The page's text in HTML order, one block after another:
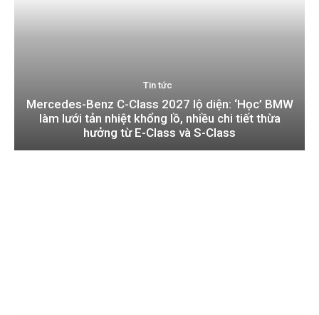
Tin tức
Mercedes-Benz C-Class 2027 lộ diện: ‘Học’ BMW
làm lưới tản nhiệt khổng lồ, nhiều chi tiết thừa
hưởng từ E-Class và S-Class